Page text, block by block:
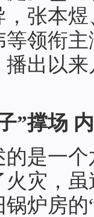
张本
领衔
出以
”撑场
的是一
灾，
炉房